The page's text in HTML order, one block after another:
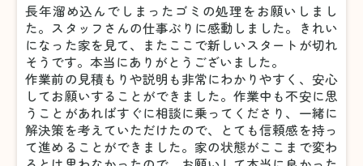
長年溜め込んでしまったゴミの処理をお願いしまし
た。スタッフさんの仕事ぶりに感動しました。きれい
になった家を見て、またここで新しいスタートが切れ
そうです。本当にありがとうございました。
作業前の見積もりや説明も非常にわかりやすく、安心
してお願いすることができました。作業中も不安に思
うことがあればすぐに相談に乗ってくださり、一緒に
解決策を考えていただけたので、とても信頼感を持っ
て進めることができました。家の状態がここまで変わ